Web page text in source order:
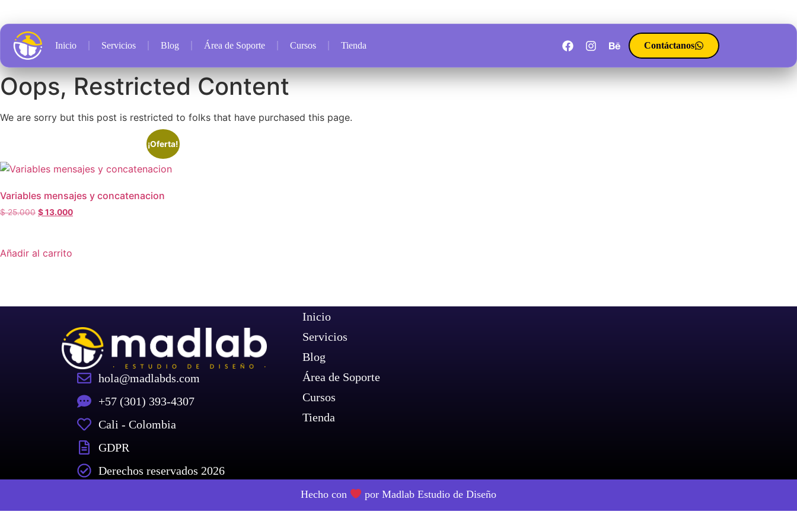
Inicio Servicios Blog Área de Soporte Cursos Tienda Contáctanos
Oops, Restricted Content
We are sorry but this post is restricted to folks that have purchased this page.
¡Oferta!
Variables mensajes y concatenacion
$25.000 $13.000
Añadir al carrito
hola@madlabds.com
+57 (301) 393-4307
Cali - Colombia
GDPR
Derechos reservados 2026
Inicio
Servicios
Blog
Área de Soporte
Cursos
Tienda
Hecho con por Madlab Estudio de Diseño